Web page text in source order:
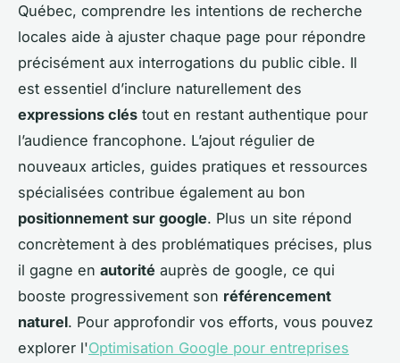
Québec, comprendre les intentions de recherche
locales aide à ajuster chaque page pour répondre
précisément aux interrogations du public cible. Il
est essentiel d’inclure naturellement des
expressions clés tout en restant authentique pour
l’audience francophone. L’ajout régulier de
nouveaux articles, guides pratiques et ressources
spécialisées contribue également au bon
positionnement sur google. Plus un site répond
concrètement à des problématiques précises, plus
il gagne en autorité auprès de google, ce qui
booste progressivement son référencement
naturel. Pour approfondir vos efforts, vous pouvez
explorer l'Optimisation Google pour entreprises